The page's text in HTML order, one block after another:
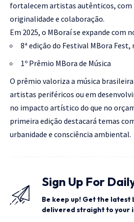
fortalecem artistas autênticos, com
originalidade e colaboração.
Em 2025, o MBoraí se expande com
8ª edição do Festival MBora
1º Prêmio MBora de Música
O prêmio valoriza a música
artistas periféricos ou em
no impacto artístico do que no
primeira edição destacará temas
urbanidade e consciência ambiental.
Sign Up For
Be keep up! Get the latest
delivered straight to your